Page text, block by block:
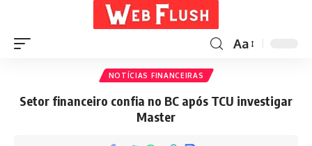
Aa
NOTÍCIAS FINANCEIRAS
Setor financeiro confia no BC após TCU investigar
Master